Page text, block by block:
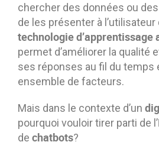
chercher des données ou
de les présenter à l’utilisateur
technologie d’apprentissage
permet d’améliorer la qualité
ses réponses au fil du temps
ensemble de facteurs.
Mais dans le contexte d’un
pourquoi vouloir tirer parti de l’
de chatbots?